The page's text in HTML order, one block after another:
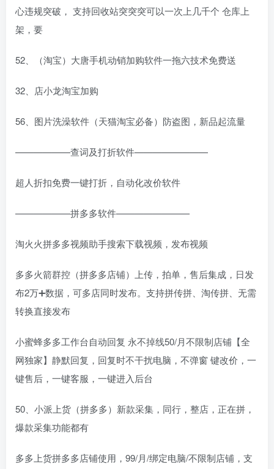
心违规突破， 支持回收站突突突可以一次上几千个 仓库上
架，要
52、（淘宝）大唐手机动销加购软件一拖六技术免费送
32、店小龙淘宝加购
56、图片洗澡软件（天猫淘宝必备）防盗图，新品起流量
——————查词及打折软件————————
超人折扣免费一键打折，自动化改价软件
——————拼多多软件————————
淘火火拼多多视频助手搜索下载视频，发布视频
多多火箭群控（拼多多店铺）上传，拍单，售后集成，日发
布2万➕数据，可多店同时发布。支持拼传拼、淘传拼、无需
转换直接发布
小蜜蜂多多工作台自动回复 永不掉线50/月不限制店铺【全
网独家】静默回复，回复时不干扰电脑，不弹窗 键改价，一
键售后，一键客服，一键进入后台
50、小派上货（拼多多）新款采集，同行，整店，正在拼，
爆款采集功能都有
多多上货拼多多店铺使用，99/月/绑定电脑/不限制店铺，支